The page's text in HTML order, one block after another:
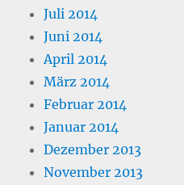
Juli 2014
Juni 2014
April 2014
März 2014
Februar 2014
Januar 2014
Dezember 2013
November 2013